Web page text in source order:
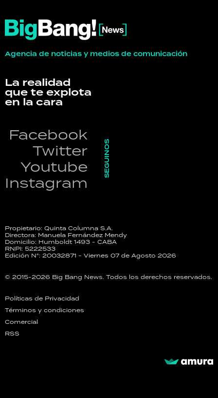
Agencia de noticias y medios de comunicación
La realidad
que te explota
en la cara
Facebook
Twitter
Youtube
Instagram
SEGUINOS
Propietario: Quinta Columna S.A.
Directora: Manuela Fernández Mendy
Domicilio: Humboldt 1493 - CABA
RNPI: 5222533
Edición N°: 20032871 - Viernes 07 de Agosto 2026
© 2015-2026 Big Bang News. Todos los derechos reservados.
Políticas de Privacidad
Términos y condiciones
Comercial
RSS